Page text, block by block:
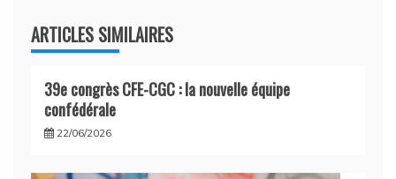
ARTICLES SIMILAIRES
39e congrès CFE-CGC : la nouvelle équipe
confédérale
22/06/2026